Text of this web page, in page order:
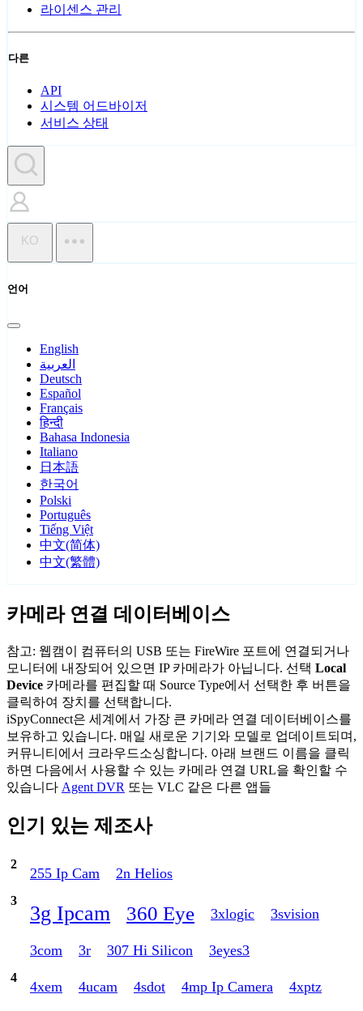
라이센스 관리
다른
API
시스템 어드바이저
서비스 상태
KO
언어
English
العربية
Deutsch
Español
Français
हिन्दी
Bahasa Indonesia
Italiano
日本語
한국어
Polski
Português
Tiếng Việt
中文(简体)
中文(繁體)
카메라 연결 데이터베이스
참고: 웹캠이 컴퓨터의 USB 또는 FireWire 포트에 연결되거나
모니터에 내장되어 있으면 IP 카메라가 아닙니다. 선택 Local
Device 카메라를 편집할 때 Source Type에서 선택한 후 버튼을
클릭하여 장치를 선택합니다.
iSpyConnect은 세계에서 가장 큰 카메라 연결 데이터베이스를
보유하고 있습니다. 매일 새로운 기기와 모델로 업데이트되며,
커뮤니티에서 크라우드소싱합니다. 아래 브랜드 이름을 클릭
하면 다음에서 사용할 수 있는 카메라 연결 URL을 확인할 수
있습니다 Agent DVR 또는 VLC 같은 다른 앱들
인기 있는 제조사
2
255 Ip Cam 2n Helios
3
3g Ipcam 360 Eye 3xlogic 3svision
3com 3r 307 Hi Silicon 3eyes3
4
4xem 4ucam 4sdot 4mp Ip Camera 4xptz